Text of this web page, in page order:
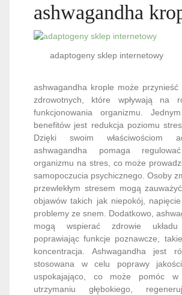
ashwagandha
adaptogeny sklep internetowy
ashwagandha krople może przynieść
zdrowotnych, które wpływają na
funkcjonowania organizmu.
benefitów jest redukcja poziomu
Dzięki swoim właściwościom
ashwagandha pomaga
organizmu na stres, co może
samopoczucia psychicznego. Osoby
przewlekłym stresem mogą
objawów takich jak niepokój,
problemy ze snem. Dodatkowo,
mogą wspierać zdrowie układu
poprawiając funkcje poznawcze,
koncentracja. Ashwagandha jest
stosowana w celu poprawy
uspokajająco, co może pomóc
utrzymaniu głębokiego,